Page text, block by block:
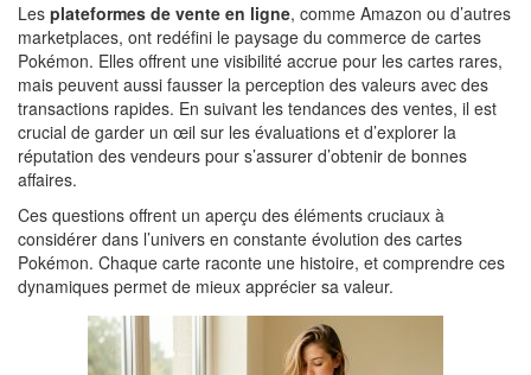
Les plateformes de vente en ligne, comme Amazon ou d’autres
marketplaces, ont redéfini le paysage du commerce de cartes
Pokémon. Elles offrent une visibilité accrue pour les cartes rares,
mais peuvent aussi fausser la perception des valeurs avec des
transactions rapides. En suivant les tendances des ventes, il est
crucial de garder un œil sur les évaluations et d’explorer la
réputation des vendeurs pour s’assurer d’obtenir de bonnes
affaires.
Ces questions offrent un aperçu des éléments cruciaux à
considérer dans l’univers en constante évolution des cartes
Pokémon. Chaque carte raconte une histoire, et comprendre ces
dynamiques permet de mieux apprécier sa valeur.